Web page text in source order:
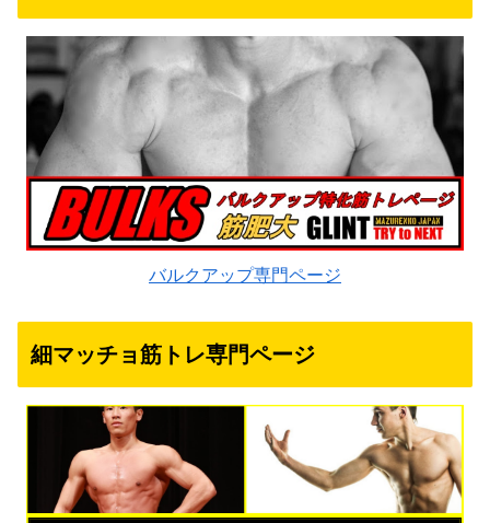
バルクアップ専門ページ
細マッチョ筋トレ専門ページ